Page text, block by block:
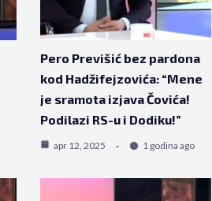
Pero Previšić bez pardona
kod Hadžifejzovića: “Mene
je sramota izjava Čovića!
Podilazi RS-u i Dodiku!”
apr 12, 2025 1 godina ago